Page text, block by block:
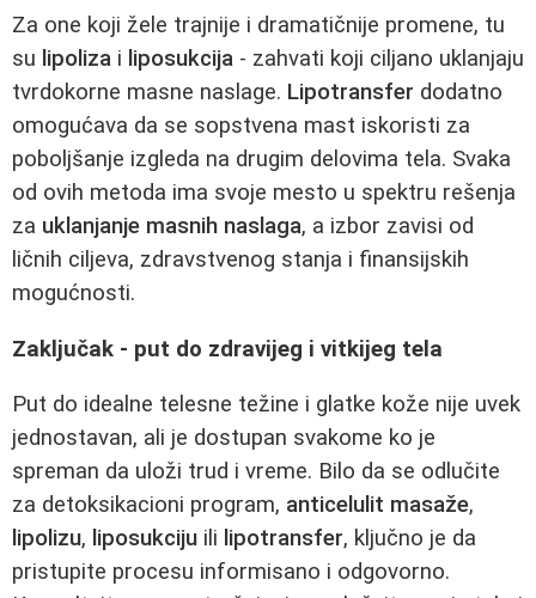
Za one koji žele trajnije i dramatičnije promene, tu
su lipoliza i liposukcija - zahvati koji ciljano uklanjaju
tvrdokorne masne naslage. Lipotransfer dodatno
omogućava da se sopstvena mast iskoristi za
poboljšanje izgleda na drugim delovima tela. Svaka
od ovih metoda ima svoje mesto u spektru rešenja
za uklanjanje masnih naslaga, a izbor zavisi od
ličnih ciljeva, zdravstvenog stanja i finansijskih
mogućnosti.
Zaključak - put do zdravijeg i vitkijeg tela
Put do idealne telesne težine i glatke kože nije uvek
jednostavan, ali je dostupan svakome ko je
spreman da uloži trud i vreme. Bilo da se odlučite
za detoksikacioni program, anticelulit masaže,
lipolizu, liposukciju ili lipotransfer, ključno je da
pristupite procesu informisano i odgovorno.